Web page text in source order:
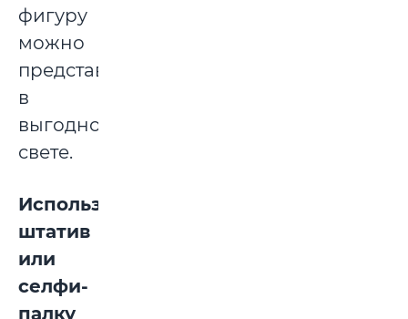
фигуру
можно
представить
в
выгодном
свете.
Используйте
штатив
или
селфи-
палку